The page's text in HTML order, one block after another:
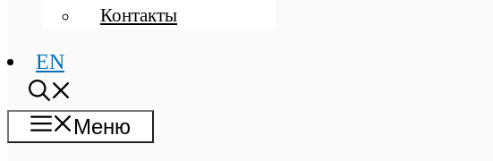
Контакты
EN
Меню